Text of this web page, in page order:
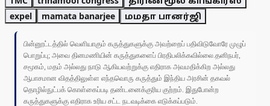
expel
mamata banarjee மமதா பானர்ஜி
பின்னூட்டத்தில் வெளியாகும் கருத்துகளுக்கு அவற்றைப் பதிவிடுவோரே முழுப்
பொறுப்பு; அவை தினமணியின் கருத்துகளைப் பிரதிபலிக்கவில்லை.தனிநபர்,
சமூகம், மதம் அல்லது நாடு ஆகியவற்றுக்கு எதிராக அவமதிக்கிற அல்லது
ஆபாசமான விதத்திலுள்ள எந்தவொரு கருத்தும் இந்திய அரசின் தகவல்
தொழில்நுட்பக் கொள்கைப்படி தண்டனைக்குரிய குற்றம். இதுபோன்ற
கருத்துகளுக்கு எதிராக உரிய சட்ட நடவடிக்கை எடுக்கப்படும்.